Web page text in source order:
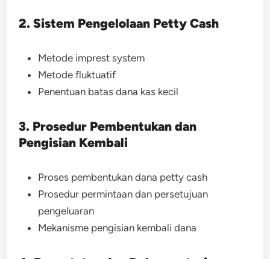
2. Sistem Pengelolaan Petty Cash
Metode imprest system
Metode fluktuatif
Penentuan batas dana kas kecil
3. Prosedur Pembentukan dan
Pengisian Kembali
Proses pembentukan dana petty cash
Prosedur permintaan dan persetujuan
pengeluaran
Mekanisme pengisian kembali dana